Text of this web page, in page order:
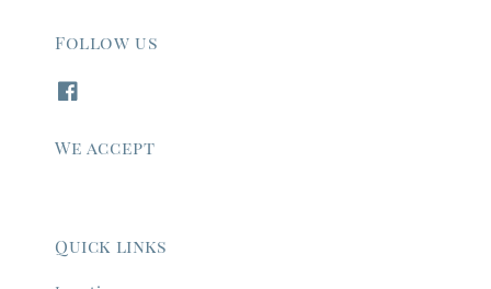
Follow us
We accept
Quick links